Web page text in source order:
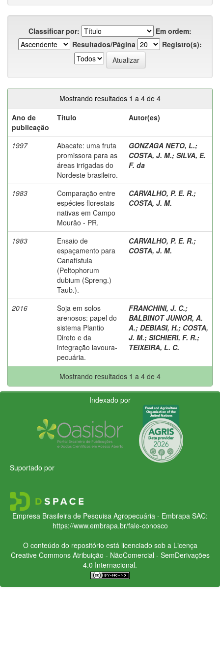
Classificar por:
Em ordem:
Resultados/Página
Registro(s):
Mostrando resultados 1 a 4 de 4
Ano de
publicação
Título Autor(es)
1997
Abacate: uma fruta
promissora para as
áreas irrigadas do
Nordeste brasileiro.
GONZAGA NETO, L.;
COSTA, J. M.; SILVA, E.
F. da
1983
Comparação entre
espécies florestais
nativas em Campo
Mourão - PR.
CARVALHO, P. E. R.;
COSTA, J. M.
1983
Ensaio de
espaçamento para
Canafístula
(Peltophorum
dubium (Spreng.)
Taub.).
CARVALHO, P. E. R.;
COSTA, J. M.
2016
Soja em solos
arenosos: papel do
sistema Plantio
Direto e da
integração lavoura-
pecuária.
FRANCHINI, J. C.;
BALBINOT JUNIOR, A.
A.; DEBIASI, H.; COSTA,
J. M.; SICHIERI, F. R.;
TEIXEIRA, L. C.
Mostrando resultados 1 a 4 de 4
Indexado por
Suportado por
Empresa Brasileira de Pesquisa Agropecuária - Embrapa SAC:
https://www.embrapa.br/fale-conosco
O conteúdo do repositório está licenciado sob a Licença
Creative CommonsAtribuição - NãoComercial - SemDerivações
4.0 Internacional.